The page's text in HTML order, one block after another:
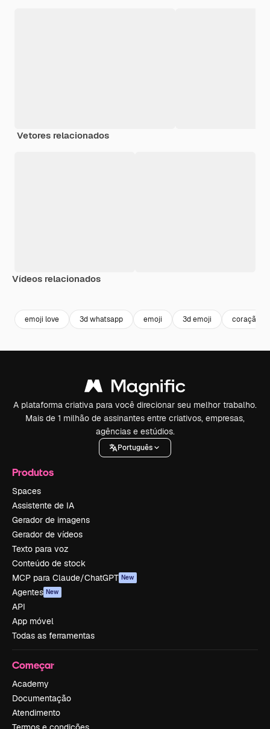
Vetores relacionados
Vídeos relacionados
emoji love 3d whatsapp emoji 3d emoji coração
A plataforma criativa para você direcionar seu melhor trabalho.
Mais de 1 milhão de assinantes entre criativos, empresas,
agências e estúdios.
Português
Produtos
Spaces
Assistente de IA
Gerador de imagens
Gerador de vídeos
Texto para voz
Conteúdo de stock
MCP para Claude/ChatGPT New
Agentes New
API
App móvel
Todas as ferramentas
Começar
Academy
Documentação
Atendimento